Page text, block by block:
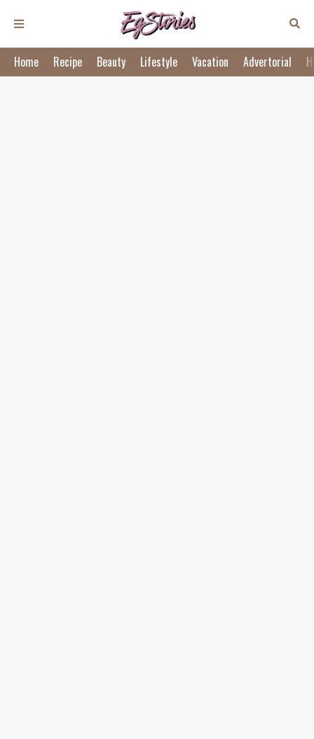
Home Recipe Beauty Lifestyle Vacation Advertorial